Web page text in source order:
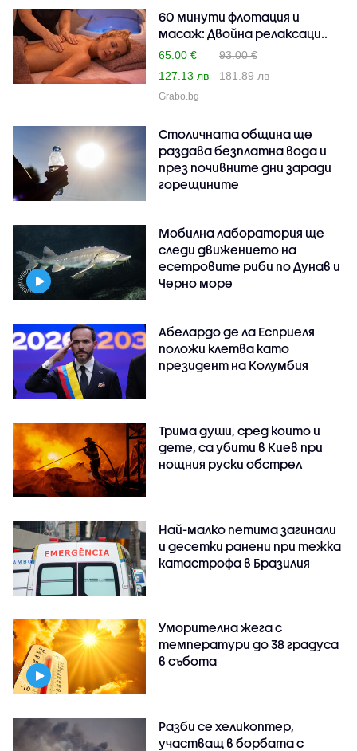
60 минути флотация и
масаж: Двойна релаксаци..
65.00 €
93.00 €
127.13 лв
181.89 лв
Grabo.bg
Столичната община ще
раздава безплатна вода и
през почивните дни заради
горещините
Мобилна лаборатория ще
следи движението на
есетровите риби по Дунав и
Черно море
Абелардо де ла Есприеля
положи клетва като
президент на Колумбия
Трима души, сред които и
дете, са убити в Киев при
нощния руски обстрел
Най-малко петима загинали
и десетки ранени при тежка
катастрофа в Бразилия
Уморителна жега с
температури до 38 градуса
в събота
Разби се хеликоптер,
участващ в борбата с